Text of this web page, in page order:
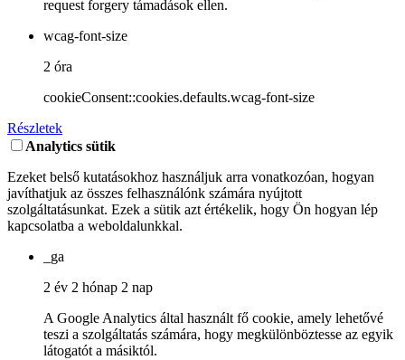
request forgery támadások ellen.
wcag-font-size
2 óra
cookieConsent::cookies.defaults.wcag-font-size
Részletek
Analytics sütik
Ezeket belső kutatásokhoz használjuk arra vonatkozóan, hogyan
javíthatjuk az összes felhasználónk számára nyújtott
szolgáltatásunkat. Ezek a sütik azt értékelik, hogy Ön hogyan lép
kapcsolatba a weboldalunkkal.
_ga
2 év 2 hónap 2 nap
A Google Analytics által használt fő cookie, amely lehetővé
teszi a szolgáltatás számára, hogy megkülönböztesse az egyik
látogatót a másiktól.